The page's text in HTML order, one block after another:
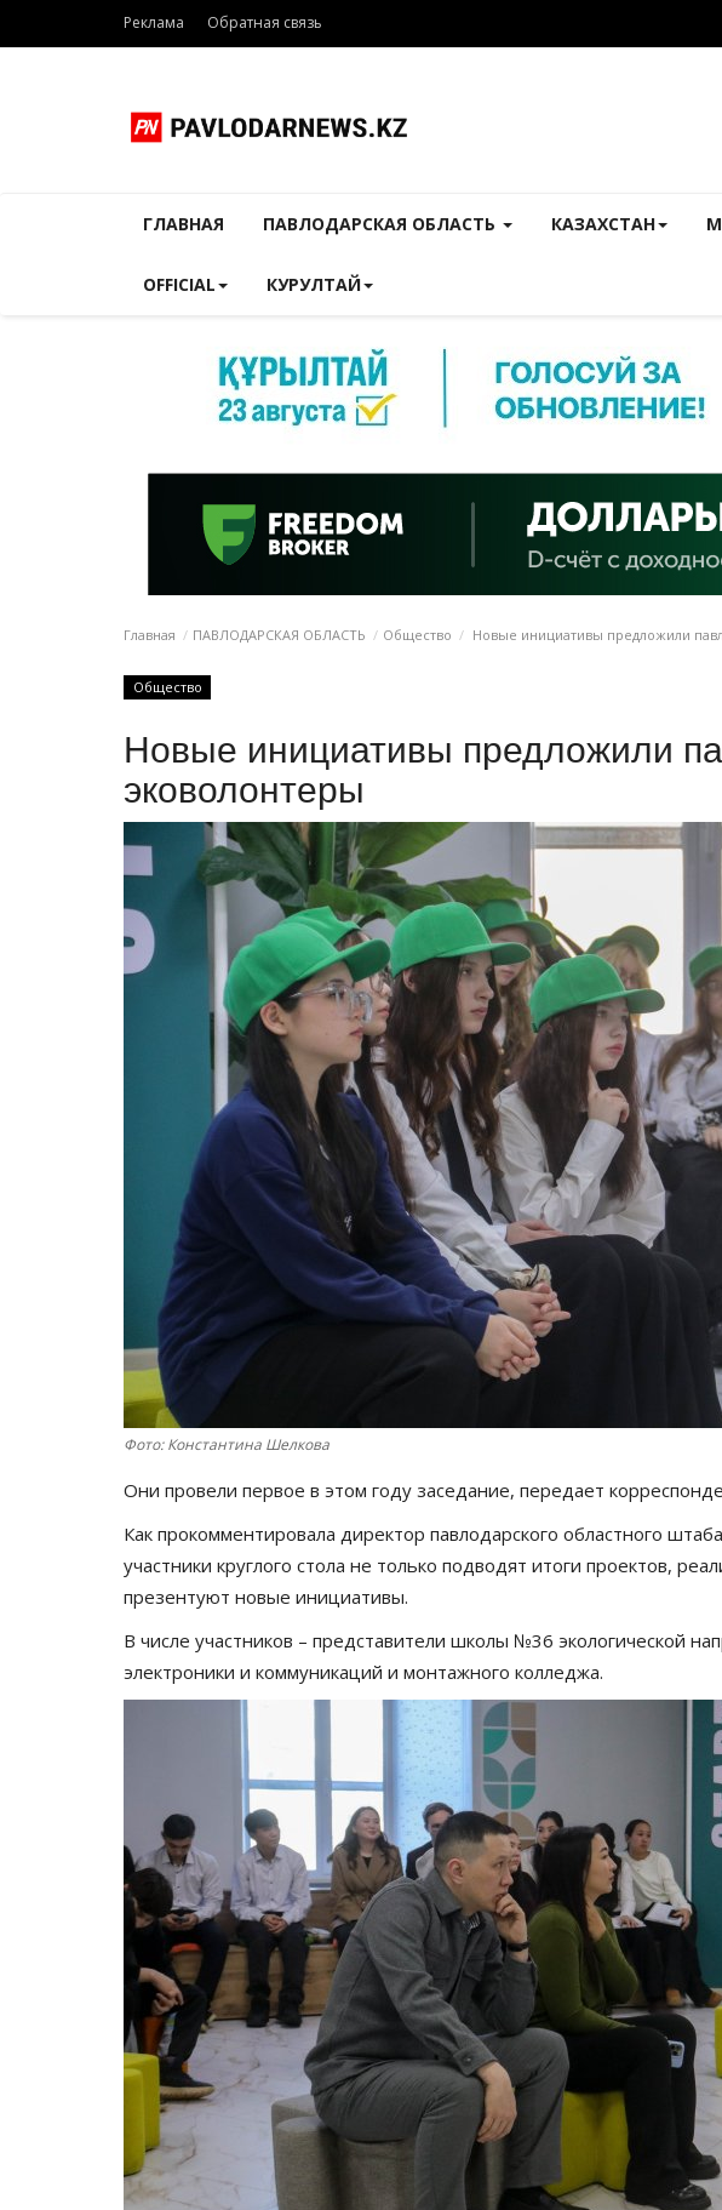
Реклама Обратная связь
ГЛАВНАЯ ПАВЛОДАРСКАЯ ОБЛАСТЬ КАЗАХСТАН
OFFICIAL КУРУЛТАЙ
Главная ПАВЛОДАРСКАЯ ОБЛАСТЬ Общество Новые инициативы предложили
Общество
Новые инициативы предложили
эковолонтеры
Фото: Константина Шелкова
Они провели первое в этом году заседание, передает
Как прокомментировала директор павлодарского областного
участники круглого стола не только подводят итоги проектов,
презентуют новые инициативы.
В числе участников – представители школы №36 экологической
электроники и коммуникаций и монтажного колледжа.